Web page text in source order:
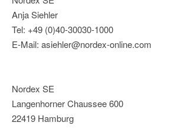
Anja Siehler
Tel: +49 (0)40-30030-1000
E-Mail: asiehler@nordex-online.com
Nordex SE
Langenhorner Chaussee 600
22419 Hamburg